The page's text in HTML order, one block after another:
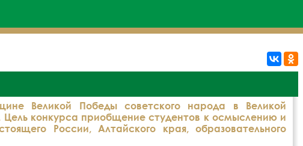
Великой Победы советского народа в Великой
Цель конкурса приобщение студентов к осмыслению и
России, Алтайского края, образовательного